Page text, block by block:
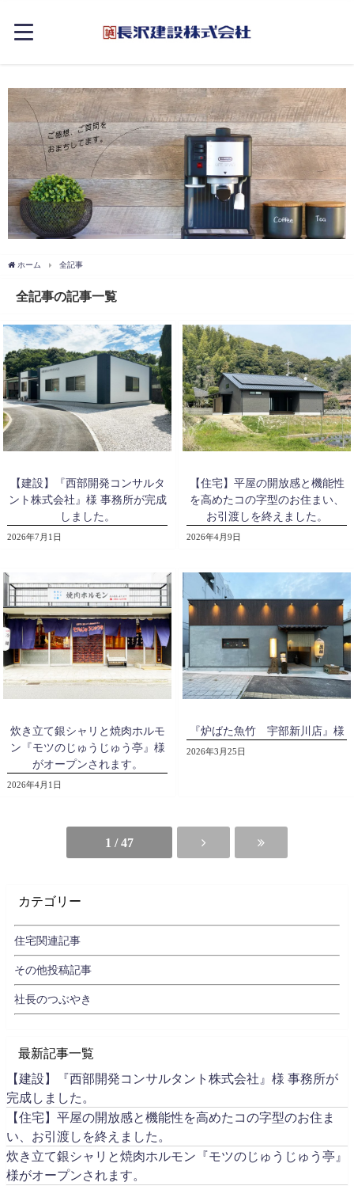
ホーム 全記事
全記事の記事一覧
【建設】『西部開発コンサルタ
ント株式会社』様 事務所が完成
しました。
2026年7月1日
【住宅】平屋の開放感と機能性
を高めたコの字型のお住まい、
お引渡しを終えました。
2026年4月9日
炊き立て銀シャリと焼肉ホルモ
ン『モツのじゅうじゅう亭』様
がオープンされます。
2026年4月1日
『炉ばた魚竹 宇部新川店』様
2026年3月25日
1 / 47
カテゴリー
住宅関連記事
その他投稿記事
社長のつぶやき
最新記事一覧
【建設】『西部開発コンサルタント株式会社』様 事務所が
完成しました。
【住宅】平屋の開放感と機能性を高めたコの字型のお住ま
い、お引渡しを終えました。
炊き立て銀シャリと焼肉ホルモン『モツのじゅうじゅう亭』
様がオープンされます。